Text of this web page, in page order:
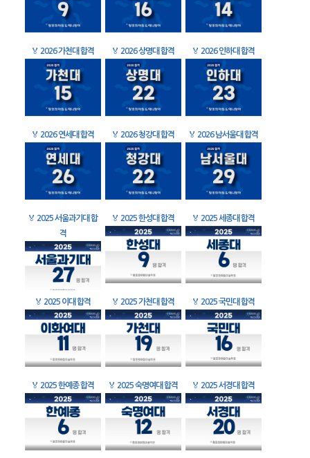
🏅 2026 가천대 합격 🏅 2026 상명대 합격 🏅 2026 인하대 합격
🏅 2026 연세대 합격 🏅 2026 청강대 합격 🏅 2026 남서울대 합격
🏅 2025 서울과기대 합
격
🏅 2025 한성대 합격 🏅 2025 세종대 합격
🏅 2025 이대 합격 🏅 2025 가천대 합격 🏅 2025 국민대 합격
🏅 2025 한예종 합격 🏅 2025 숙명여대 합격 🏅 2025 서경대 합격